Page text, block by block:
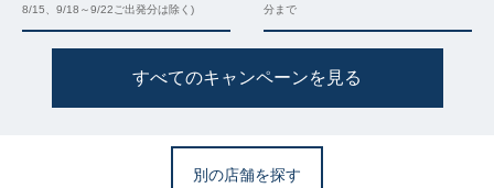
8/15、9/18～9/22ご出発分は除く)
分まで
すべてのキャンペーンを見る
別の店舗を探す